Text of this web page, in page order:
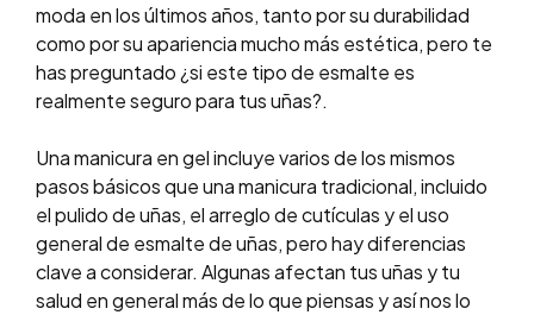
moda en los últimos años, tanto por su durabilidad
como por su apariencia mucho más estética, pero te
has preguntado ¿si este tipo de esmalte es
realmente seguro para tus uñas?.
Una manicura en gel incluye varios de los mismos
pasos básicos que una manicura tradicional, incluido
el pulido de uñas, el arreglo de cutículas y el uso
general de esmalte de uñas, pero hay diferencias
clave a considerar. Algunas afectan tus uñas y tu
salud en general más de lo que piensas y así nos lo